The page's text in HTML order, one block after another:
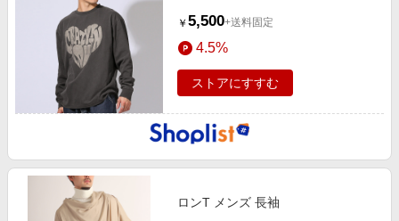
￥ 5,500+送料固定
4.5%
ストアにすすむ
ロンT メンズ 長袖